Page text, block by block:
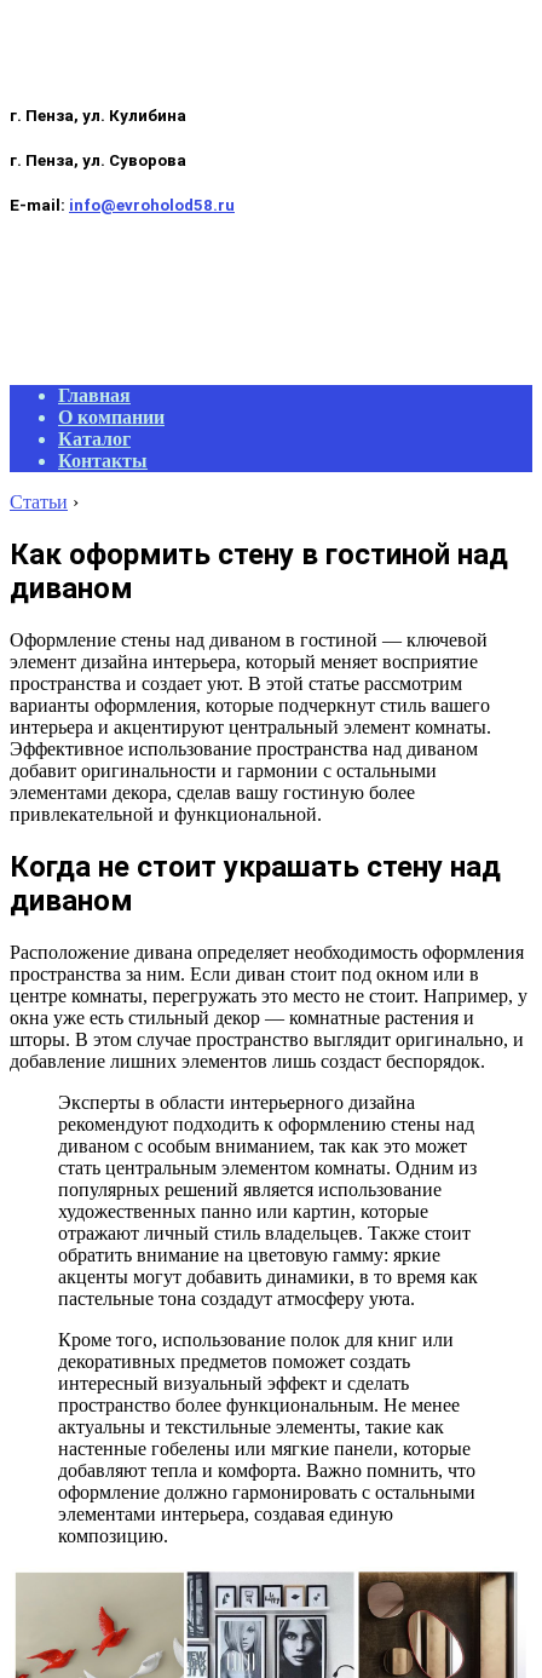
г. Пенза, ул. Кулибина
г. Пенза, ул. Суворова
E-mail: info@evroholod58.ru
Primary
Navigation
Menu
Главная
О компании
Каталог
Контакты
Статьи ›
Как оформить стену в гостиной над
диваном
Оформление стены над диваном в гостиной — ключевой
элемент дизайна интерьера, который меняет восприятие
пространства и создает уют. В этой статье рассмотрим
варианты оформления, которые подчеркнут стиль вашего
интерьера и акцентируют центральный элемент комнаты.
Эффективное использование пространства над диваном
добавит оригинальности и гармонии с остальными
элементами декора, сделав вашу гостиную более
привлекательной и функциональной.
Когда не стоит украшать стену над
диваном
Расположение дивана определяет необходимость оформления
пространства за ним. Если диван стоит под окном или в
центре комнаты, перегружать это место не стоит. Например, у
окна уже есть стильный декор — комнатные растения и
шторы. В этом случае пространство выглядит оригинально, и
добавление лишних элементов лишь создаст беспорядок.
Эксперты в области интерьерного дизайна
рекомендуют подходить к оформлению стены над
диваном с особым вниманием, так как это может
стать центральным элементом комнаты. Одним из
популярных решений является использование
художественных панно или картин, которые
отражают личный стиль владельцев. Также стоит
обратить внимание на цветовую гамму: яркие
акценты могут добавить динамики, в то время как
пастельные тона создадут атмосферу уюта.
Кроме того, использование полок для книг или
декоративных предметов поможет создать
интересный визуальный эффект и сделать
пространство более функциональным. Не менее
актуальны и текстильные элементы, такие как
настенные гобелены или мягкие панели, которые
добавляют тепла и комфорта. Важно помнить, что
оформление должно гармонировать с остальными
элементами интерьера, создавая единую
композицию.